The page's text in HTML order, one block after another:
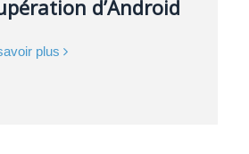
d’Android
plus